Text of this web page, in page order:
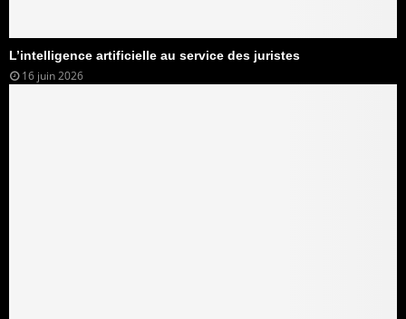
L’intelligence artificielle au service des juristes
16 juin 2026